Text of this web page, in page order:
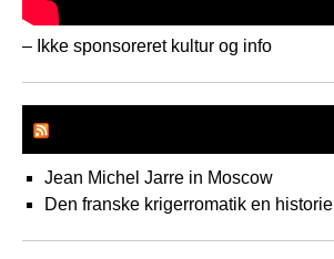
– Ikke sponsoreret kultur og info
Jean Michel Jarre in Moscow
Den franske krigerromatik en historie